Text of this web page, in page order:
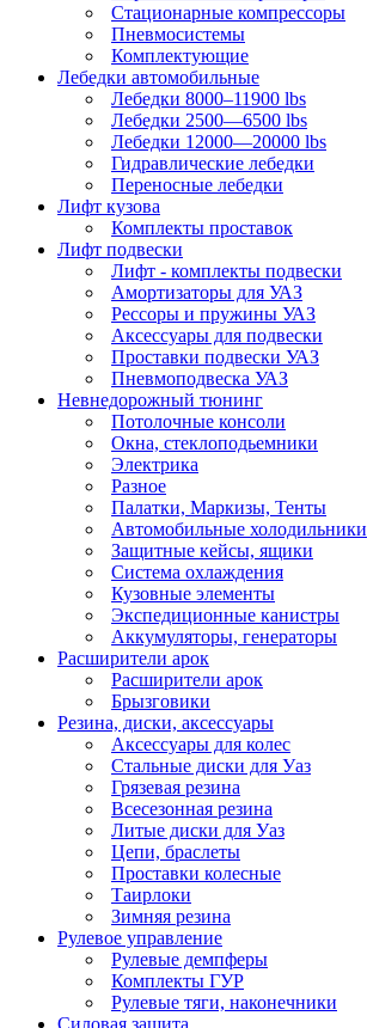
Стационарные компрессоры
Пневмосистемы
Комплектующие
Лебедки автомобильные
Лебедки 8000–11900 lbs
Лебедки 2500—6500 lbs
Лебедки 12000—20000 lbs
Гидравлические лебедки
Переносные лебедки
Лифт кузова
Комплекты проставок
Лифт подвески
Лифт - комплекты подвески
Амортизаторы для УАЗ
Рессоры и пружины УАЗ
Аксессуары для подвески
Проставки подвески УАЗ
Пневмоподвеска УАЗ
Невнедорожный тюнинг
Потолочные консоли
Окна, стеклоподьемники
Электрика
Разное
Палатки, Маркизы, Тенты
Автомобильные холодильники
Защитные кейсы, ящики
Система охлаждения
Кузовные элементы
Экспедиционные канистры
Аккумуляторы, генераторы
Расширители арок
Расширители арок
Брызговики
Резина, диски, аксессуары
Аксессуары для колес
Стальные диски для Уаз
Грязевая резина
Всесезонная резина
Литые диски для Уаз
Цепи, браслеты
Проставки колесные
Таирлоки
Зимняя резина
Рулевое управление
Рулевые демпферы
Комплекты ГУР
Рулевые тяги, наконечники